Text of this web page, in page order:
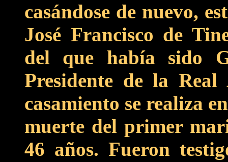
casándose de nuevo,
José Francisco de
del que había sido
Presidente de la Real
casamiento se realiza
muerte del primer
46 años. Fueron